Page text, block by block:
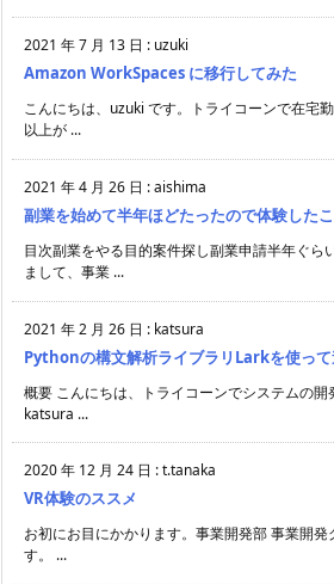
2021 年 7 月 13 日 : uzuki
Amazon WorkSpaces に移行してみた
こんにちは、uzuki です。トライコーンで在宅
以上が ...
2021 年 4 月 26 日 :aishima
副業を始めて半年ほどたったので体験した
目次副業をやる目的案件探し副業申請半年ぐら
まして、事業 ...
2021 年 2 月 26 日 : katsura
Pythonの構文解析ライブラリLarkを使って
概要 こんにちは、トライコーンでシステムの開
katsura ...
2020 年 12 月 24 日 :t.tanaka
VR体験のススメ
お初にお目にかかります。事業開発部 事業開
す。 ...